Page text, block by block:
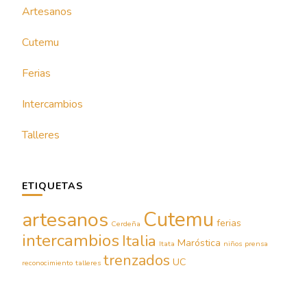
Artesanos
Cutemu
Ferias
Intercambios
Talleres
ETIQUETAS
artesanos Cerdeña Cutemu ferias
intercambios Italia Itata Maróstica niños prensa
reconocimiento talleres trenzados UC